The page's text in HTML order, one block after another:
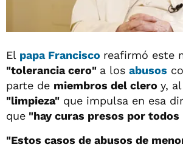
El papa Francisco reafirmó este
"tolerancia cero" a los abusos
parte de miembros del clero y,
"limpieza" que impulsa en esa
que "hay curas presos por todos
"Estos casos de abusos de